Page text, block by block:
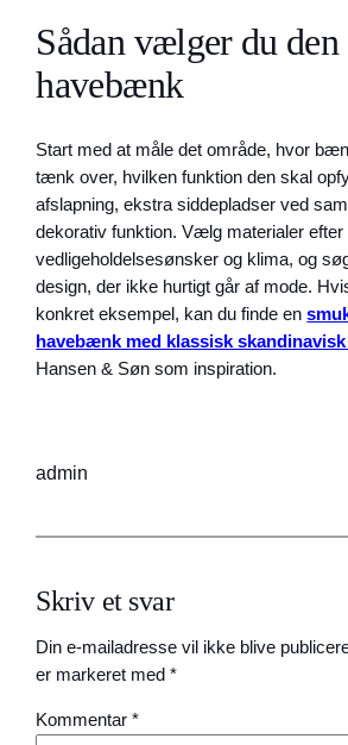
Sådan vælger du
havebænk
Start med at måle det område, hvor
tænk over, hvilken funktion den skal
afslapning, ekstra siddepladser ved
dekorativ funktion. Vælg materialer efter
vedligeholdelsesønsker og klima, og
design, der ikke hurtigt går af mode.
konkret eksempel, kan du finde en
havebænk med klassisk
Hansen & Søn som inspiration.
admin
Skriv et svar
Din e-mailadresse vil ikke blive
er markeret med*
Kommentar*